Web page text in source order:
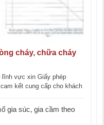
cháy, chữa cháy
lĩnh vực xin Giấy phép
kết cung cấp cho khách
gia súc, gia cầm theo